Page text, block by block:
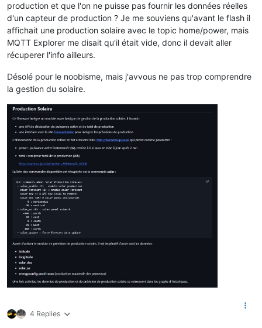
production et que l'on ne puisse pas fournir les données réelles
d'un capteur de production ? Je me souviens qu'avant le flash il
affichait une production solaire avec le topic home/power, mais
MQTT Explorer me disait qu'il était vide, donc il devait aller
récuperer l'info ailleurs.
Désolé pour le noobisme, mais j'avvous ne pas trop comprendre
la gestion du solaire.
4 Replies